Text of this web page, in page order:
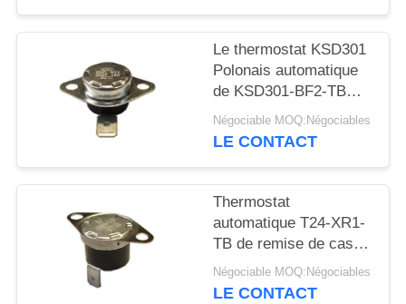
POLICY
Le thermostat KSD301
Polonais automatique
de KSD301-BF2-TB
simple - choisissez la
taille 12.4mm de jet
Négociable MOQ:Négociables
LE CONTACT
Thermostat
automatique T24-XR1-
TB de remise de cas
phénolique avec le
Temp de opération
Négociable MOQ:Négociables
LE CONTACT